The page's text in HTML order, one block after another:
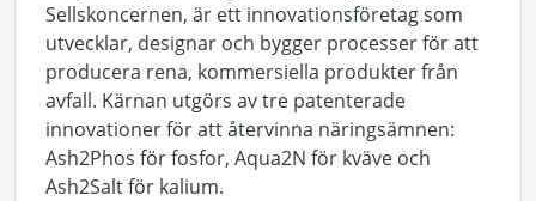
Sellskoncernen, är ett innovationsföretag som
utvecklar, designar och bygger processer för att
producera rena, kommersiella produkter från
avfall. Kärnan utgörs av tre patenterade
innovationer för att återvinna näringsämnen:
Ash2Phos för fosfor, Aqua2N för kväve och
Ash2Salt för kalium.